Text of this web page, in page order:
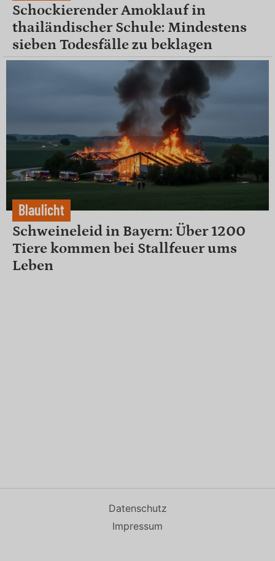
Schockierender Amoklauf in
thailändischer Schule: Mindestens
sieben Todesfälle zu beklagen
Blaulicht
Schweineleid in Bayern: Über 1200
Tiere kommen bei Stallfeuer ums
Leben
Datenschutz
Impressum